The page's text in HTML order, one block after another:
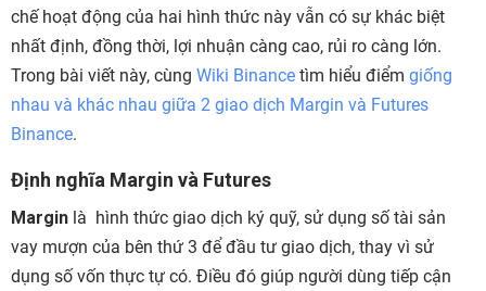
chế hoạt động của hai hình thức này vẫn có sự khác biệt
nhất định, đồng thời, lợi nhuận càng cao, rủi ro càng lớn.
Trong bài viết này, cùng Wiki Binance tìm hiểu điểm giống
nhau và khác nhau giữa 2 giao dịch Margin và Futures
Binance.
Định nghĩa Margin và Futures
Margin là hình thức giao dịch ký quỹ, sử dụng số tài sản
vay mượn của bên thứ 3 để đầu tư giao dịch, thay vì sử
dụng số vốn thực tự có. Điều đó giúp người dùng tiếp cận